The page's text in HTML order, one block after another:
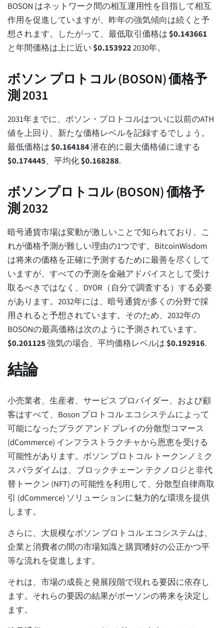
BOSON はネットワーク間の相互運用性を目指して相互
作用を促進していますが、昨年の強気傾向は続くと予
想されます。したがって、最低取引価格は$0.143661
と年間価格は上に近い$0.1539222030年。
ボソン プロトコル (BOSON) 価格予
測 2031
2031年までに、ボソン・プロトコルはついに以前のATH
値を上回り、新たな価格レベルを記録するでしょう。
最低価格は$0.164184潜在的に最大価格値に達する
$0.174445、平均化$0.168288.
ボソンプロトコル (BOSON) 価格予
測 2032
暗号通貨市場は変動が激しいことで知られており、こ
れが価格予測が難しい理由の1つです。BitcoinWisdom
は将来の価格を正確に予測するために最善を尽くして
いますが、すべての予測を金融アドバイスとして受け
取るべきではなく、DYOR（自分で調査する）する必要
があります。2032年には、暗号通貨が多くの分野で採
用されると予想されています。そのため、2032年の
BOSONの最高価格は次のように予測されています。
$0.201125強気の場合、平均価格レベルは$0.192916.
結論
小売業者、生産者、サービス プロバイダー、および顧
客はすべて、Boson プロトコル エコシステムによって
可能になったプラグ アンド プレイの分散型コマース
(dCommerce) インフラストラクチャから恩恵を受ける
可能性があります。ボソン プロトコル トークンノミク
ス パラダイムは、ブロックチェーン テクノロジと非代
替トークン (NFT) の可能性を利用して、分散型自律商取
引 (dCommerce) ソリューションに魅力的な環境を提供
します。
さらに、大規模なボソン プロトコル エコシステムは、
企業と消費者の間の市場知識と購買嗜好の公正かつ平
等な流れを促進します。
それは、市場の成長と発展段階で現れる要因に依存し
ます。それらの要因の結果がボーソンの将来を決定し
ます。